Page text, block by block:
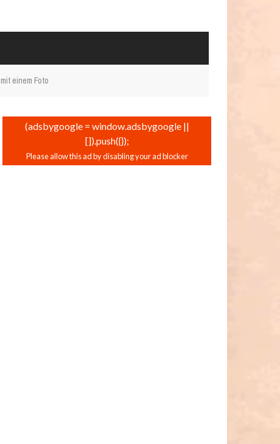
einem Foto
(adsbygoogle = window.adsbygoogle ||
[]).push({});